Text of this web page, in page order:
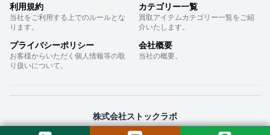
利用規約
当社をご利用する上でのルールとな
ります。
カテゴリー一覧
買取アイテムカテゴリー一覧をご紹
介いたします。
プライバシーポリシー
お客様からいただく個人情報等の取
り扱いについて。
会社概要
当社の概要。
株式会社ストックラボ
〒160-0022 東京都新宿区新宿２丁目１２−１６ セントフォービル ２０３